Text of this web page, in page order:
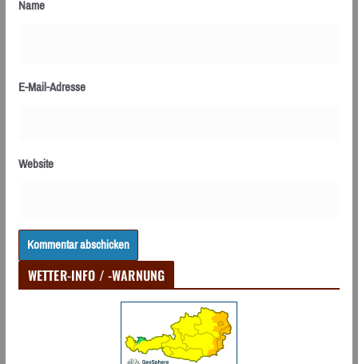
Name
E-Mail-Adresse
Website
WETTER-INFO / -WARNUNG